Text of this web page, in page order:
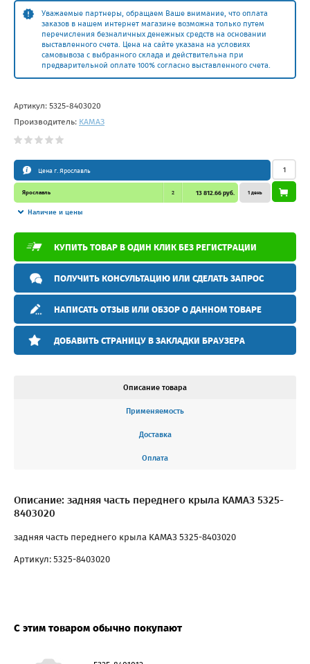
Уважаемые партнеры, обращаем Ваше внимание, что оплата
заказов в нашем интернет магазине возможна только путем
перечисления безналичных денежных средств на основании
выставленного счета. Цена на сайте указана на условиях
самовывоза с выбранного склада и действительна при
предварительной оплате 100% согласно выставленного счета.
Артикул: 5325-8403020
Производитель: КАМАЗ
Цена г. Ярославль
Ярославль 2 13 812.66 руб.
Наличие и цены
1 день
КУПИТЬ ТОВАР В ОДИН КЛИК БЕЗ РЕГИСТРАЦИИ
ПОЛУЧИТЬ КОНСУЛЬТАЦИЮ ИЛИ СДЕЛАТЬ ЗАПРОС
НАПИСАТЬ ОТЗЫВ ИЛИ ОБЗОР О ДАННОМ ТОВАРЕ
ДОБАВИТЬ СТРАНИЦУ В ЗАКЛАДКИ БРАУЗЕРА
Описание товара
Применяемость
Доставка
Оплата
Описание: задняя часть переднего крыла КАМАЗ 5325-
8403020
задняя часть переднего крыла КАМАЗ 5325-8403020
Артикул: 5325-8403020
С этим товаром обычно покупают